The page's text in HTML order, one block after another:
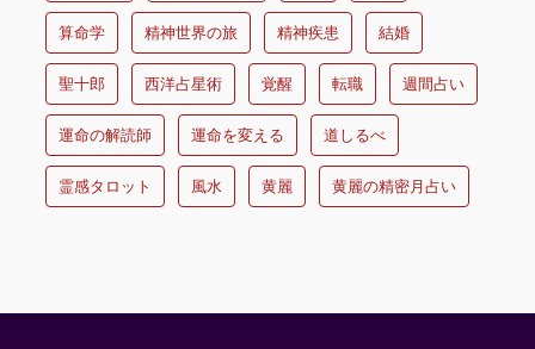
算命学 精神世界の旅 精神疾患 結婚
聖十郎 西洋占星術 覚醒 転職 週間占い
運命の解読師 運命を変える 道しるべ
霊感タロット 風水 黄麗 黄麗の精密月占い